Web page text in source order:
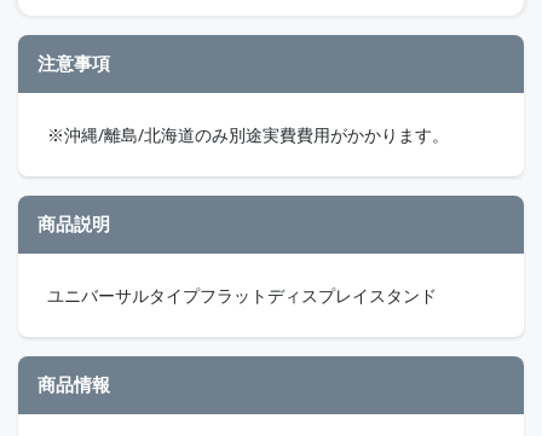
注意事項
※沖縄/離島/北海道のみ別途実費費用がかかります。
商品説明
ユニバーサルタイプフラットディスプレイスタンド
商品情報